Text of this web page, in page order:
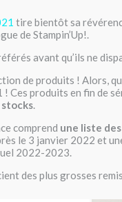
tire bientôt sa
de Stampin’Up!.
avant qu’ils ne
de produits ! Alors,
! Ces produits en fin de
stocks.
comprend une liste
le 3 janvier 2022 et
2022-2023.
des plus grosses